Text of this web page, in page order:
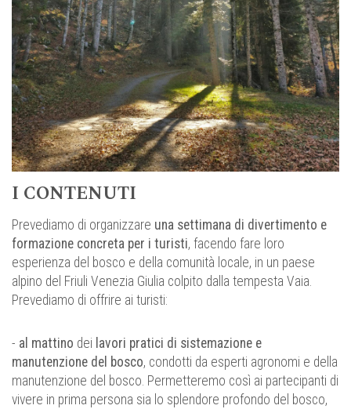
I CONTENUTI
Prevediamo di organizzare una settimana di divertimento e
formazione concreta per i turisti, facendo fare loro
esperienza del bosco e della comunità locale, in un paese
alpino del Friuli Venezia Giulia colpito dalla tempesta Vaia.
Prevediamo di offrire ai turisti:
- al mattino dei lavori pratici di sistemazione e
manutenzione del bosco, condotti da esperti agronomi e della
manutenzione del bosco. Permetteremo così ai partecipanti di
vivere in prima persona sia lo splendore profondo del bosco,